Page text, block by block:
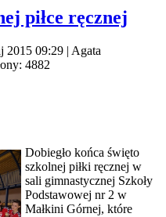
piłce ręcznej
2015 09:29 | Agata
4882
Dobiegło końca święto
szkolnej piłki ręcznej w
sali gimnastycznej Szkoły
Podstawowej nr 2 w
Małkini Górnej, które